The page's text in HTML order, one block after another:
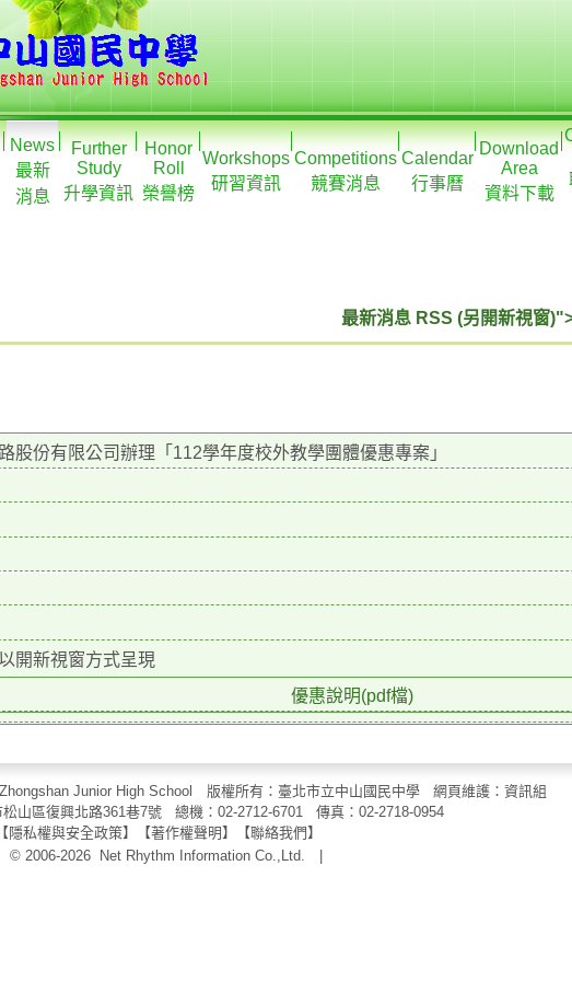
News
最新
消息
Further
Study
升學資訊
Honor
Roll
榮譽榜
Workshops
研習資訊
Competitions
競賽消息
Calendar
行事曆
Download
Area
資料下載
最新消息 RSS (另開新視窗
股份有限公司辦理「112學年度校外教學團體優惠專案」
開新視窗方式呈現
優惠說明(pdf檔)
Junior High School 版權所有：臺北市立中山國民中學 網頁維護：資訊組
松山區復興北路361巷7號 總機：02-2712-6701 傳真： 02-2718-0954
【隱私權與安全政策】【著作權聲明 】 【聯絡我們 】
| © 2006-2026
Net Rhythm Information Co.,Ltd.